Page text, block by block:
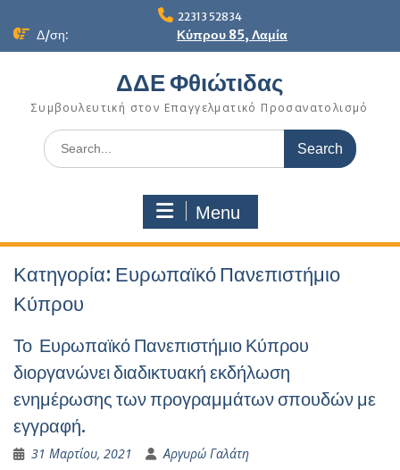
22313 52834
Δ/ση: Κύπρου 85, Λαμία
ΔΔΕ Φθιώτιδας
Συμβουλευτική στον Επαγγελματικό Προσανατολισμό
Search
for:
Menu
Κατηγορία: Ευρωπαϊκό Πανεπιστήμιο
Κύπρου
Το Ευρωπαϊκό Πανεπιστήμιο Κύπρου
διοργανώνει διαδικτυακή εκδήλωση
ενημέρωσης των προγραμμάτων σπουδών με
εγγραφή.
31 Μαρτίου, 2021 Αργυρώ Γαλάτη